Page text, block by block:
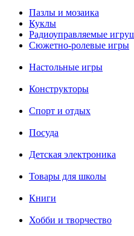
Пазлы и мозаика
Куклы
Радиоуправляемые
Сюжетно-ролевые игры
Настольные игры
Конструкторы
Спорт и отдых
Посуда
Детская электроника
Товары для школы
Книги
Хобби и творчество